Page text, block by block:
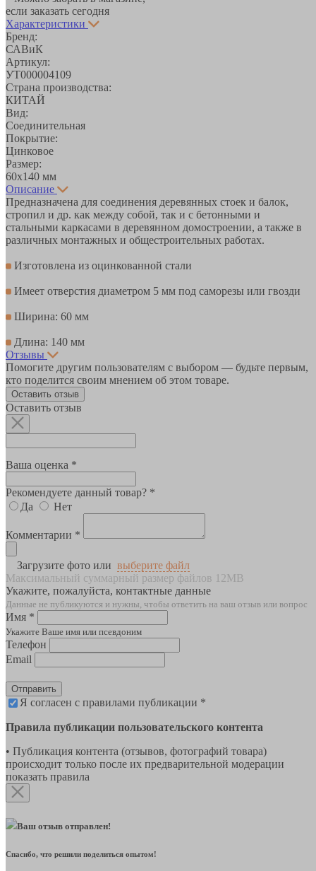
если заказать сегодня
Характеристики
Бренд:
САВиК
Артикул:
УТ000004109
Страна производства:
КИТАЙ
Вид:
Соединительная
Покрытие:
Цинковое
Размер:
60х140 мм
Описание
Предназначена для соединения деревянных стоек и балок,
стропил и др. как между собой, так и с бетонными и
стальными каркасами в деревянном домостроении, а также в
различных монтажных и общестроительных работах.
Изготовлена из оцинкованной стали
Имеет отверстия диаметром 5 мм под саморезы или гвозди
Ширина: 60 мм
Длина: 140 мм
Отзывы
Помогите другим пользователям с выбором — будьте первым,
кто поделится своим мнением об этом товаре.
Оставить отзыв
Оставить отзыв
Ваша оценка *
Рекомендуете данный товар? *
Да
Нет
Комментарии *
Загрузите фото или выберите файл
Максимальный суммарный размер файлов 12MB
Укажите, пожалуйста, контактные данные
Данные не публикуются и нужны, чтобы ответить на ваш отзыв или вопрос
Имя *
Укажите Ваше имя или псевдоним
Телефон
Email
Отправить
Я согласен с правилами публикации *
Правила публикации пользовательского контента
• Публикация контента (отзывов, фотографий товара)
происходит только после их предварительной модерации
показать правила
Ваш отзыв отправлен!
Спасибо, что решили поделиться опытом!